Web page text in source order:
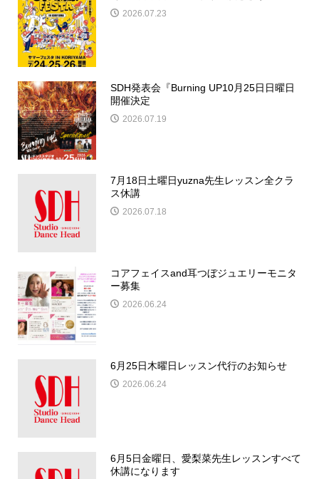
2026.07.23
SDH発表会『Burning UP10月25日日曜日
開催決定
2026.07.19
7月18日土曜日yuzna先生レッスン全クラ
ス休講
2026.07.18
コアフェイスand耳つぼジュエリーモニタ
ー募集
2026.06.24
6月25日木曜日レッスン代行のお知らせ
2026.06.24
6月5日金曜日、愛梨菜先生レッスンすべて
休講になります